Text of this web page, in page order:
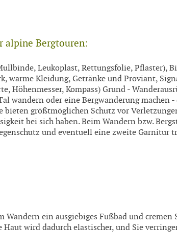
alpine Bergtouren:
Leukoplast, Rettungsfolie, Pflaster),
warme Kleidung, Getränke und Proviant,
Höhenmesser, Kompass) Grund -
wandern oder eine Bergwanderung machen
bieten größtmöglichen Schutz vor
bei sich haben. Beim Wandern bzw.
und eventuell eine zweite Garnitur
Wandern ein ausgiebiges Fußbad und cremen
wird dadurch elastischer, und Sie